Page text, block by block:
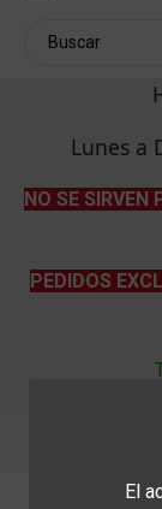
El
Lunes a
NO SE SIRVEN
PEDIDOS